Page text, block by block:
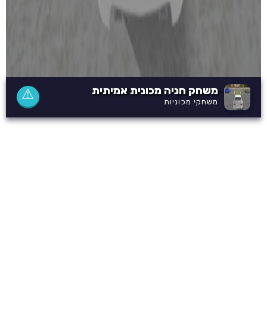
משחק חניה מכונית אמיתית
משחקי מכוניות ⚠